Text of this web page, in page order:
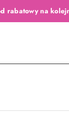
rabatowy na